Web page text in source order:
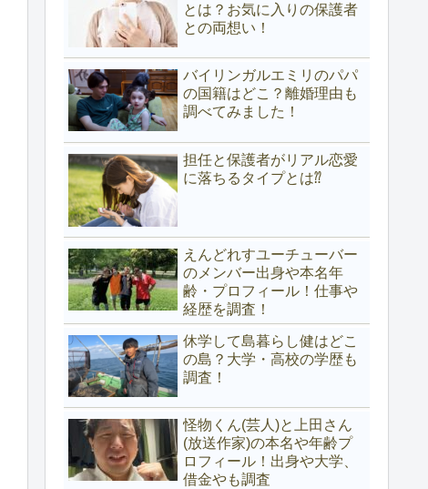
とは？お気に入りの保護者
との両想い！
バイリンガルエミリのパパ
の国籍はどこ？離婚理由も
調べてみました！
担任と保護者がリアル恋愛
に落ちるタイプとは⁇
えんどれすユーチューバー
のメンバー出身や本名年
齢・プロフィール！仕事や
経歴を調査！
休学して島暮らし健はどこ
の島？大学・高校の学歴も
調査！
怪物くん(芸人)と上田さん
(放送作家)の本名や年齢プ
ロフィール！出身や大学、
借金やも調査